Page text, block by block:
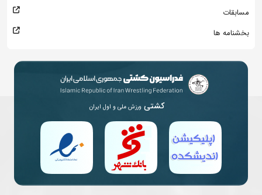
مسابقات
بخشنامه ها
کشتی ورزش ملی و اول ایران